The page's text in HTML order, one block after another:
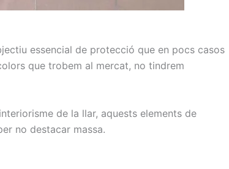
essencial de protecció que en pocs casos
que trobem al mercat, no tindrem
de la llar, aquests elements de
no destacar massa.